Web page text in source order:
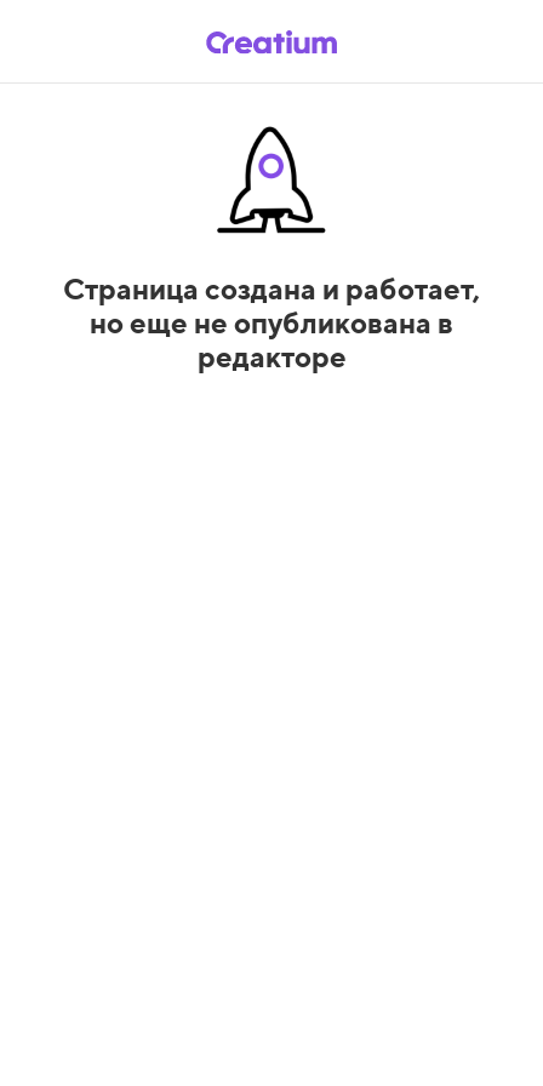
Страница создана и работает,
но еще не опубликована в
редакторе